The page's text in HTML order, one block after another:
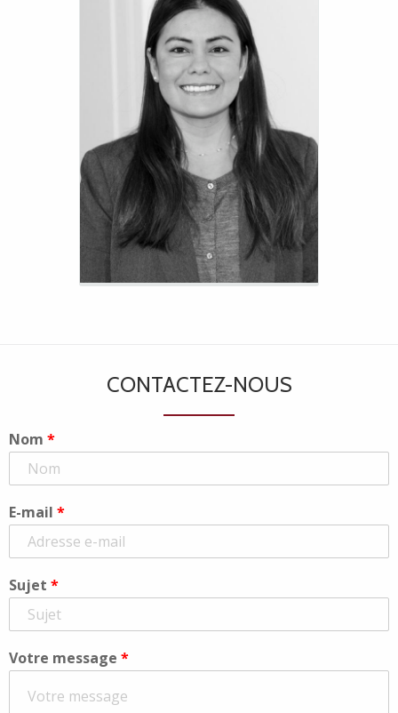
CONTACTEZ-NOUS
Nom *
E-mail *
Sujet *
Votre message *